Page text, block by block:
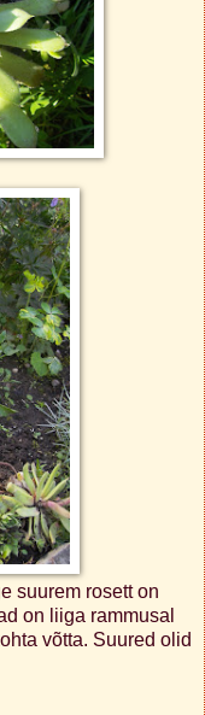
suurem rosett on
on liiga rammusal
võtta. Suured olid